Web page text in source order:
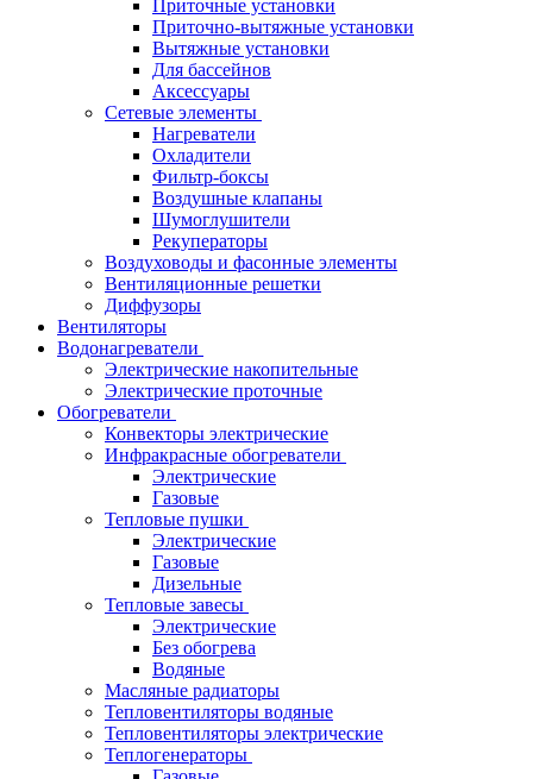
Приточные установки
Приточно-вытяжные установки
Вытяжные установки
Для бассейнов
Аксессуары
Сетевые элементы
Нагреватели
Охладители
Фильтр-боксы
Воздушные клапаны
Шумоглушители
Рекуператоры
Воздуховоды и фасонные элементы
Вентиляционные решетки
Диффузоры
Вентиляторы
Водонагреватели
Электрические накопительные
Электрические проточные
Обогреватели
Конвекторы электрические
Инфракрасные обогреватели
Электрические
Газовые
Тепловые пушки
Электрические
Газовые
Дизельные
Тепловые завесы
Электрические
Без обогрева
Водяные
Масляные радиаторы
Тепловентиляторы водяные
Тепловентиляторы электрические
Теплогенераторы